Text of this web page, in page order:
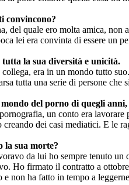
convincono?
del quale ero molta amica,
lei era convinta di essere un
la sua diversità e unicità.
era in un mondo tutto
tutta una serie di persone
del porno di quegli
un conto era
dei casi mediatici. E le
la sua morte?
da lui ho sempre tenuto
Ho firmato il contratto a
e non ha fatto in tempo a